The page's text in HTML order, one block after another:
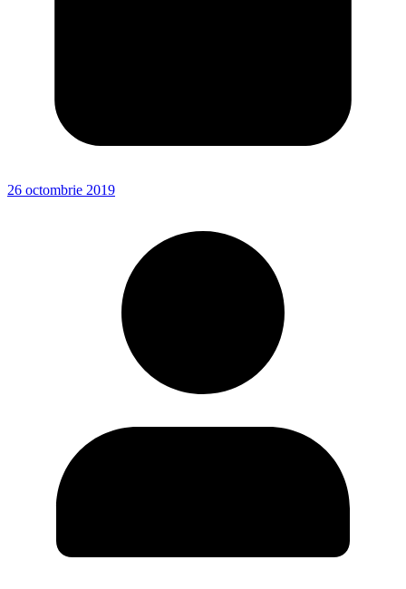
26 octombrie 2019